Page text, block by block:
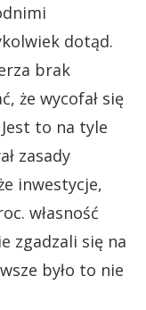
dotąd.
brak
że wycofał się
to na tyle
zasady
inwestycje,
własność
zgadzali się na
było to nie